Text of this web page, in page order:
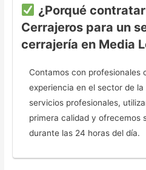
¿Porqué
Cerrajeros para un
cerrajería en Media
Contamos con profesionales
experiencia en el sector de
servicios profesionales,
primera calidad y ofrecemos
durante las 24 horas del día.